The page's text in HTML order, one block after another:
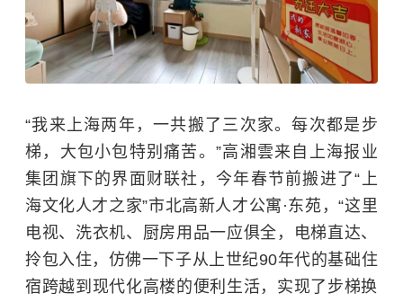
“我来上海两年，一共搬了三次家。每次都是步
梯，大包小包特别痛苦。”高湘雲来自上海报业
集团旗下的界面财联社，今年春节前搬进了“上
海文化人才之家”市北高新人才公寓·东苑，“这里
电视、洗衣机、厨房用品一应俱全，电梯直达、
拎包入住，仿佛一下子从上世纪90年代的基础住
宿跨越到现代化高楼的便利生活，实现了步梯换